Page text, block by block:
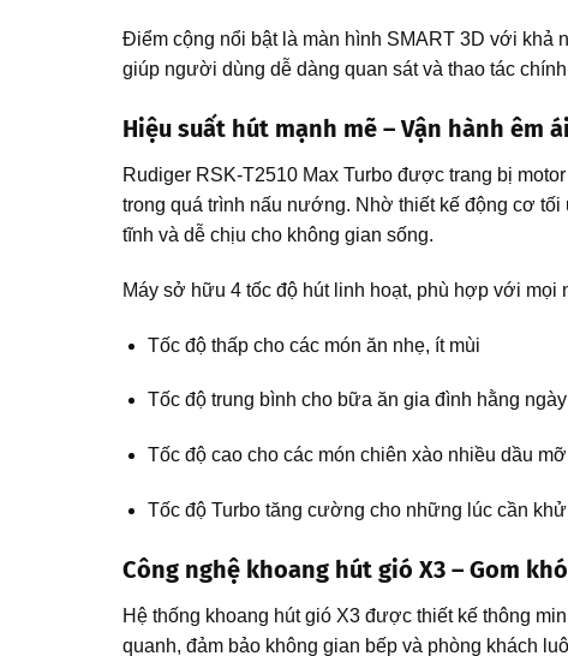
Điểm cộng nổi bật là màn hình SMART 3D với khả
giúp người dùng dễ dàng quan sát và thao tác
Hiệu suất hút mạnh mẽ – Vận hành êm ái
Rudiger RSK-T2510 Max Turbo được trang bị
trong quá trình nấu nướng. Nhờ thiết kế động cơ
tĩnh và dễ chịu cho không gian sống.
Máy sở hữu 4 tốc độ hút linh hoạt, phù hợp với mọi
Tốc độ thấp cho các món ăn nhẹ, ít mùi
Tốc độ trung bình cho bữa ăn gia đình hằng ngày
Tốc độ cao cho các món chiên xào nhiều dầu mỡ
Tốc độ Turbo tăng cường cho những lúc cần
Công nghệ khoang hút gió X3 – Gom
Hệ thống khoang hút gió X3 được thiết kế thông
quanh, đảm bảo không gian bếp và phòng khách